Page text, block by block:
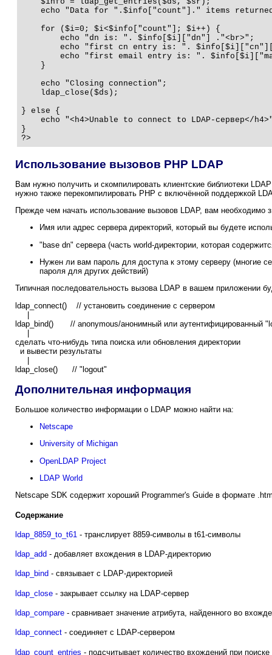
echo "Data for ".$info["count"]." items
    for ($i=0; $i<$info["count"]; $i++) {
        echo "dn is: ". $info[$i]["dn"] ."<br>";
echo "first cn entry is: ".
echo "first email entry is: ".
    }
    echo "Closing connection";
    ldap_close($ds);
} else {
echo "<h4>Unable to connect to LDAP-сервер</
}
?>
Использование вызовов PHP LDAP
Вам нужно получить и скомпилировать клиентские библиотеки
нужно также перекомпилировать PHP с включённой поддержкой
Прежде чем начать использование вызовов LDAP, вам необходимо
Имя или адрес сервера директорий, который вы будете
"base dn" сервера (часть world-директории, которая
Нужен ли вам пароль для доступа к этому серверу (многие
пароля для других действий)
Типичная последовательность вызова LDAP в вашем приложении
ldap_connect() // установить соединение с сервером
|
ldap_bind() // anonymous/анонимный или аутентифицированный
|
сделать что-нибудь типа поиска или обновления директории
и вывести результаты
|
ldap_close() // "logout"
Дополнительная информация
Большое количество информации о LDAP можно найти на:
Netscape
University of Michigan
OpenLDAP Project
LDAP World
Netscape SDK содержит хороший Programmer's Guide в формате
Содержание
ldap_8859_to_t61 - транслирует 8859-символы в t61-символы
ldap_add - добавляет вхождения в LDAP-директорию
ldap_bind - связывает с LDAP-директорией
ldap_close - закрывает ссылку на LDAP-сервер
ldap_compare - сравнивает значение атрибута, найденного во
ldap_connect - соединяет с LDAP-сервером
ldap_count_entries - подсчитывает количество вхождений при поиске